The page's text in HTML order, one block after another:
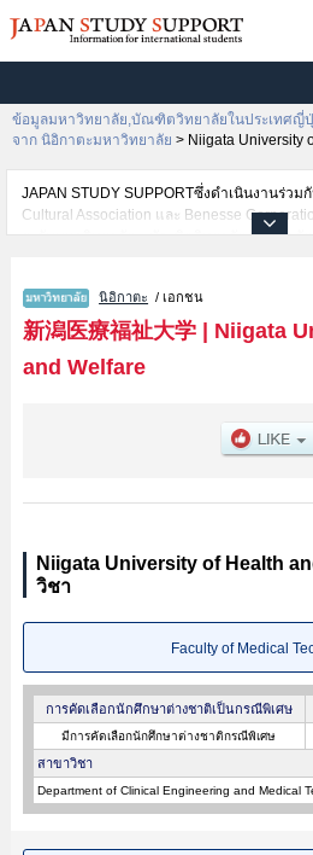
ข้อมูลมหาวิทยาลัย,บัณฑิตวิทยาลัยในประเทศญี่
จาก นิอิกาตะมหาวิทยาลัย > Niigata University
JAPAN STUDY SUPPORTซึ่งดำเนินงานร่วม
Cultural Association และ Benesse
ระดับมหาวิทยาลัย・บัณฑิตวิทยาลัย・วิทยาลั
จำเป็นสำหรับนักศึกษาต่างชาติเช่นข้อมูลของแ
เข้าศึกษาเช่นจำนวนคนที่รับสมัครหรือจำนวน
เป็นต้น,แนะนำสถานที่,การเดินทางเป็นต้นไว้ด้
ข้อมูลตามอัธยาศัย
นิอิกาตะ / เอกชน
新潟医療福祉大学| Niigata
and Welfare
Niigata University of Health
วิชา
Faculty of Medical
การคัดเลือกนักศึกษาต่างชาติเป็นกรณีพิเศษ
มีการคัดเลือกนักศึกษาต่างชาติกรณีพิเศษ
สาขาวิชา
Department of Clinical Engineering and Medical